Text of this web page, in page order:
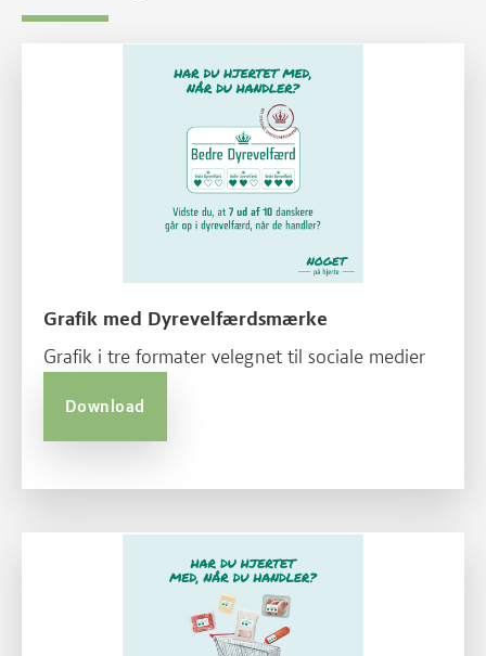
Grafik med Dyrevelfærdsmærke
Grafik i tre formater velegnet til sociale medier
Download